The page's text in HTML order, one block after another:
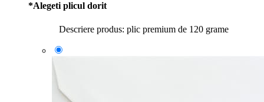
*Alegeti plicul dorit
Descriere produs: plic premium de 120 grame